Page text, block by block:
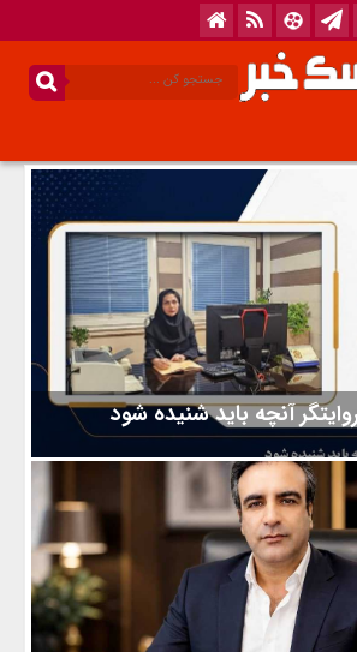
آنچه باید شنیده شود
بیشتر از آنکه یک مناسبت در تقویم باشد،
یک خسته‌ نباشید ساده به کسانی که کارشان
و با پیگیری ادامه پیدا می‌کند. خبرنگاری فقط
یک اتفاق نیست. پشت هر خبر، معمولاً یک
بار پیگیری و گاهی صبر برای گرفتن پاسخی
راحتی‌ها به دست نیاید.خبرنگار کسی است که از
راحتی عبور نمی‌کند؛ سؤال می‌پرسد،